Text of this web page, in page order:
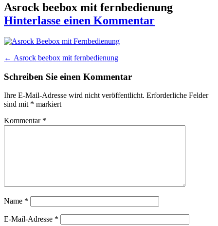
Asrock beebox mit fernbedienung
Hinterlasse einen Kommentar
Beitragsnavigation
← Asrock beebox mit fernbedienung
Schreiben Sie einen Kommentar
Ihre E-Mail-Adresse wird nicht veröffentlicht. Erforderliche Felder
sind mit * markiert
Kommentar *
Name *
E-Mail-Adresse *